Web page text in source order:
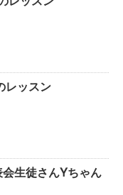
レッスン
生徒さんYちゃん